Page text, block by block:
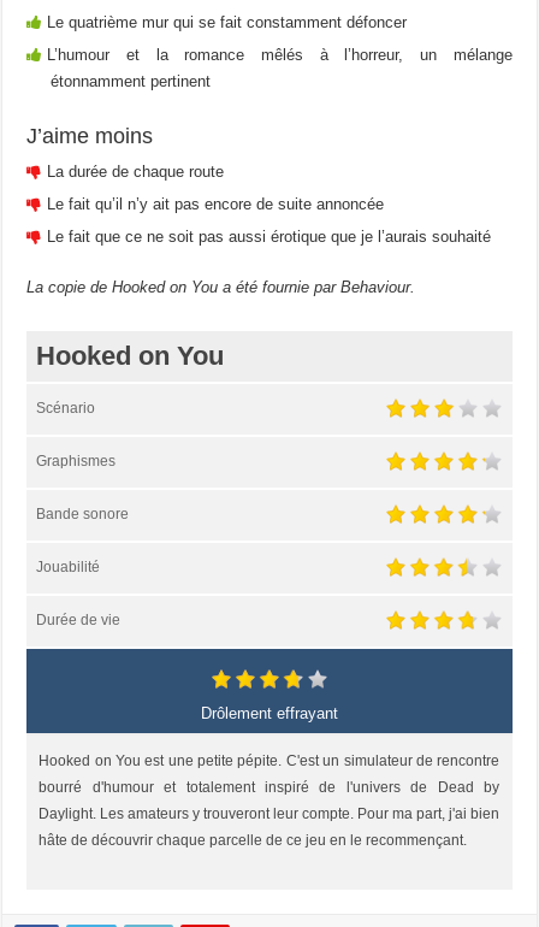
Le quatrième mur qui se fait constamment défoncer
L’humour et la romance mêlés à l’horreur, un mélange
étonnamment pertinent
J’aime moins
La durée de chaque route
Le fait qu’il n’y ait pas encore de suite annoncée
Le fait que ce ne soit pas aussi érotique que je l’aurais souhaité
La copie de Hooked on You a été fournie par Behaviour.
Hooked on You
Scénario
Graphismes
Bande sonore
Jouabilité
Durée de vie
Drôlement effrayant
Hooked on You est une petite pépite. C'est un simulateur de rencontre
bourré d'humour et totalement inspiré de l'univers de Dead by
Daylight. Les amateurs y trouveront leur compte. Pour ma part, j'ai bien
hâte de découvrir chaque parcelle de ce jeu en le recommençant.